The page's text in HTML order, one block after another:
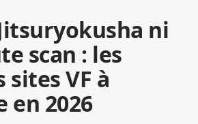
ni
scan : les
VF à
en 2026